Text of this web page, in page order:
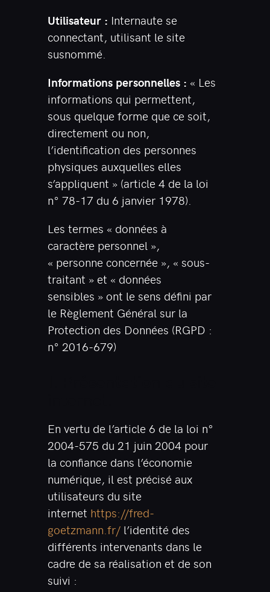
Utilisateur : Internaute se
connectant, utilisant le site
susnommé.
Informations personnelles : « Les
informations qui permettent,
sous quelque forme que ce soit,
directement ou non,
l’identification des personnes
physiques auxquelles elles
s’appliquent » (article 4 de la loi
n° 78-17 du 6 janvier 1978).
Les termes « données à
caractère personnel »,
« personne concernée », « sous-
traitant » et « données
sensibles » ont le sens défini par
le Règlement Général sur la
Protection des Données (RGPD :
n° 2016-679)
En vertu de l’article 6 de la loi n°
2004-575 du 21 juin 2004 pour
la confiance dans l’économie
numérique, il est précisé aux
utilisateurs du site
internet https://fred-
goetzmann.fr/ l’identité des
différents intervenants dans le
cadre de sa réalisation et de son
suivi :